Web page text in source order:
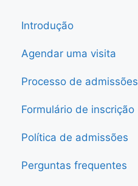
Introdução
Agendar uma visita
Processo de admissões
Formulário de inscrição
Política de admissões
Perguntas frequentes